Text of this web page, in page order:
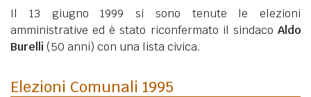
Il 13 giugno 1999 si sono tenute le elezioni
amministrative ed è stato riconfermato il sindaco Aldo
Burelli (50 anni) con una lista civica.
Elezioni Comunali 1995